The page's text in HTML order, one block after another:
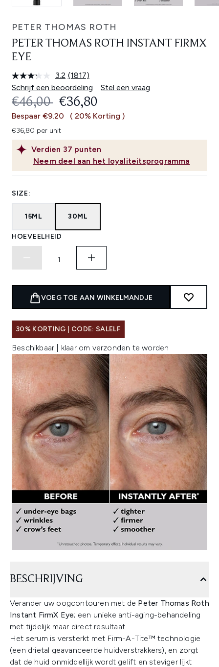
PETER THOMAS ROTH
PETER THOMAS ROTH INSTANT FIRMX
EYE
3.2 Lees
1817
beoordelingen.
Dezelfde
paginalink.
(1817)
Schrijf een beoordeling
Stel een vraag
Verdien 37 punten
Neem deel aan het loyaliteitsprogramma
RECOMMENDED RETAIL PRICE:
€46,00 HUIDIGE PRIJS:
€36,80
Bespaar €9.20 ( 20% Korting )
€36,80 per unit
SIZE:
15ML 30ML
HOEVEELHEID
VOEG TOE AAN WINKELMANDJE
30% KORTING | CODE: SALELF
Beschikbaar | klaar om verzonden te worden
BESCHRIJVING
Verander uw oogcontouren met de Peter Thomas Roth
Instant FirmX Eye; een unieke anti-aging-behandeling
met tijdelijk maar direct resultaat.
Het serum is versterkt met Firm-A-Tite™ technologie
(een drietal geavanceerde huidverstrakkers), en zorgt
dat de huid onmiddellijk wordt gelift en steviger lijkt